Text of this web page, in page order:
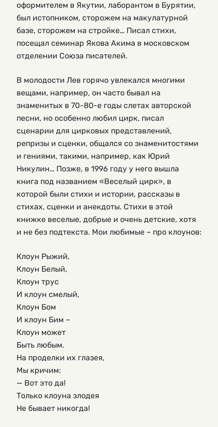
оформителем в Якутии, лаборантом в Бурятии,
был истопником, сторожем на макулатурной
базе, сторожем на стройке… Писал стихи,
посещал семинар Якова Акима в московском
отделении Союза писателей.
В молодости Лев горячо увлекался многими
вещами, например, он часто бывал на
знаменитых в 70-80-е годы слетах авторской
песни, но особенно любил цирк, писал
сценарии для цирковых представлений,
репризы и сценки, общался со знаменитостями
и гениями, такими, например, как Юрий
Никулин… Позже, в 1996 году у него вышла
книга под названием «Веселый цирк», в
которой были стихи и истории, рассказы в
стихах, сценки и анекдоты. Стихи в этой
книжке веселые, добрые и очень детские, хотя
и не без подтекста. Мои любимые – про клоунов:
Клоун Рыжий,
Клоун Белый,
Клоун трус
И клоун смелый,
Клоун Бом
И клоун Бим –
Клоун может
Быть любым.
На проделки их глазея,
Мы кричим:
— Вот это да!
Только клоуна злодея
Не бывает никогда!